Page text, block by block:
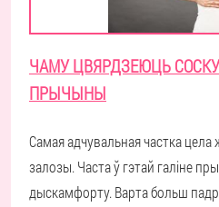
ЧАМУ ЦВЯРДЗЕЮЦЬ
ПРЫЧЫНЫ
Самая адчувальная частка
залозы. Часта ў гэтай галіне
дыскамфорту. Варта больш